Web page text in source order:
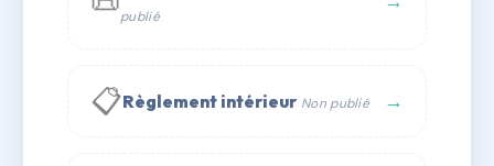
publié
📋Règlement intérieur Non publié →